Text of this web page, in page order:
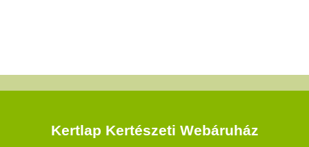
Kertlap Kertészeti Webáruház